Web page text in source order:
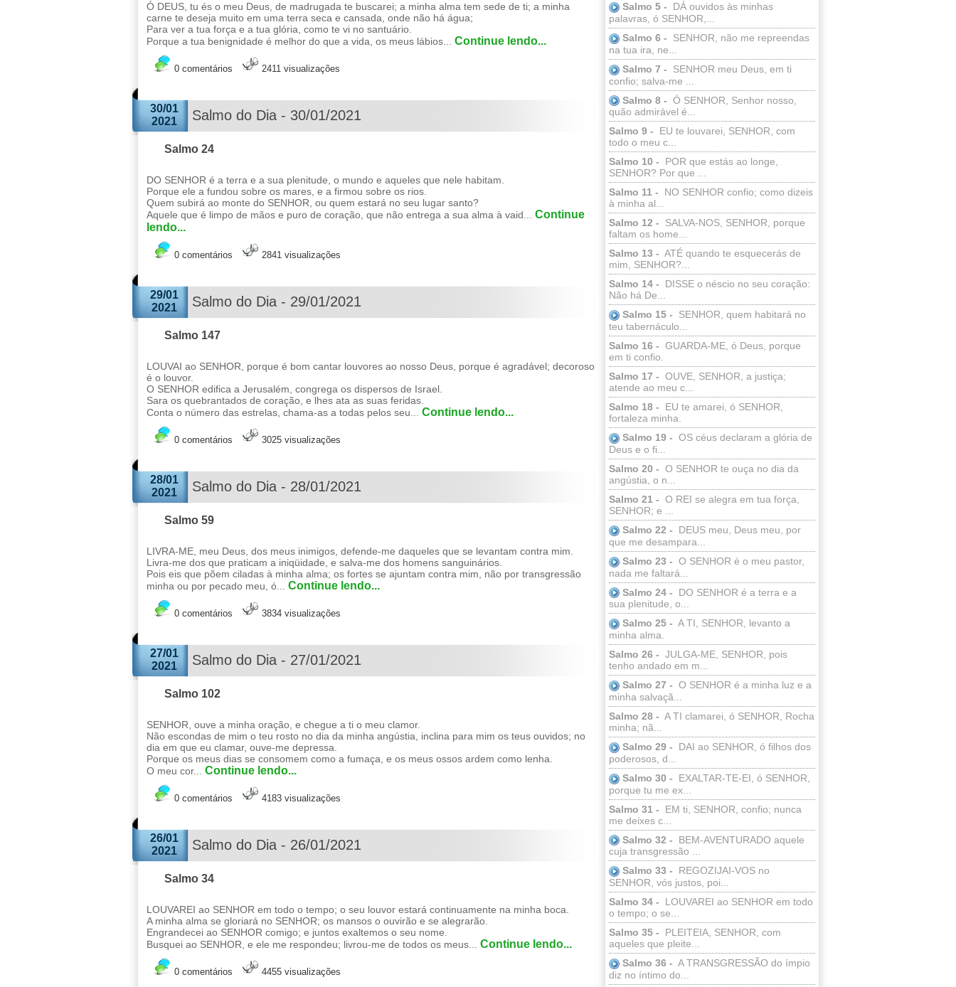
Salmo 5 -
DÁ ouvidos às minhas
palavras, ó SENHOR,...
Salmo 6 -
SENHOR, não me repreendas
na tua ira, ne...
Salmo 7 -
SENHOR meu Deus, em ti
confio; salva-me ...
Salmo 8 - Ó SENHOR, Senhor nosso,
quão admirável é...
Salmo 9 -
EU te louvarei, SENHOR, com
todo o meu c...
Salmo 10 -
POR que estás ao longe,
SENHOR? Por que ...
Salmo 11 -
NO SENHOR confio; como dizeis
à minha al...
Salmo 12 -
SALVA-NOS, SENHOR, porque
faltam os home...
Salmo 13 - ATÉ quando te esquecerás de
mim, SENHOR?...
Salmo 14 -
DISSE o néscio no seu coração:
Não há De...
Salmo 15 -
SENHOR, quem habitará no
teu tabernáculo...
Salmo 16 - GUARDA-ME, ó Deus, porque
em ti confio.
Salmo 17 - OUVE, SENHOR, a justiça;
atende ao meu c...
Salmo 18 -
EU te amarei, ó SENHOR,
fortaleza minha.
Salmo 19 - OS céus declaram a glória de
Deus e o fi...
Salmo 20 - O SENHOR te ouça no dia da
angústia, o n...
Salmo 21 - O REI se alegra em tua força,
SENHOR; e ...
Salmo 22 -
DEUS meu, Deus meu, por
que me desampara...
Salmo 23 - O SENHOR é o meu pastor,
nada me faltará...
Salmo 24 -
DO SENHOR é a terra e a
sua plenitude, o...
Salmo 25 - A TI, SENHOR, levanto a
minha alma.
Salmo 26 - JULGA-ME, SENHOR, pois
tenho andado em m...
Salmo 27 - O SENHOR é a minha luz e a
minha salvaçã...
Salmo 28 - A TI clamarei, ó SENHOR, Rocha
minha; nã...
Salmo 29 -
DAI ao SENHOR, ó filhos dos
poderosos, d...
Salmo 30 -
EXALTAR-TE-EI, ó SENHOR,
porque tu me ex...
Salmo 31 -
EM ti, SENHOR, confio; nunca
me deixes c...
Salmo 32 -
BEM-AVENTURADO aquele
cuja transgressão ...
Salmo 33 -
REGOZIJAI-VOS no
SENHOR, vós justos, poi...
Salmo 34 -
LOUVAREI ao SENHOR em todo
o tempo; o se...
Salmo 35 -
PLEITEIA, SENHOR, com
aqueles que pleite...
Salmo 36 - A TRANSGRESSÃO do ímpio
diz no íntimo do...
Ó DEUS, tu és o meu Deus, de madrugada te buscarei; a minha alma tem sede de ti; a minha
carne te deseja muito em uma terra seca e cansada, onde não há água;
Para ver a tua força e a tua glória, como te vi no santuário.
Porque a tua benignidade é melhor do que a vida, os meus lábios... Continue lendo...
0 comentários 2411 visualizações
30/01
2021
Salmo do Dia - 30/01/2021
Salmo 24
DO SENHOR é a terra e a sua plenitude, o mundo e aqueles que nele habitam.
Porque ele a fundou sobre os mares, e a firmou sobre os rios.
Quem subirá ao monte do SENHOR, ou quem estará no seu lugar santo?
Aquele que é limpo de mãos e puro de coração, que não entrega a sua alma à vaid... Continue
lendo...
0 comentários 2841 visualizações
29/01
2021
Salmo do Dia - 29/01/2021
Salmo 147
LOUVAI ao SENHOR, porque é bom cantar louvores ao nosso Deus, porque é agradável; decoroso
é o louvor.
O SENHOR edifica a Jerusalém, congrega os dispersos de Israel.
Sara os quebrantados de coração, e lhes ata as suas feridas.
Conta o número das estrelas, chama-as a todas pelos seu... Continue lendo...
0 comentários 3025 visualizações
28/01
2021
Salmo do Dia - 28/01/2021
Salmo 59
LIVRA-ME, meu Deus, dos meus inimigos, defende-me daqueles que se levantam contra mim.
Livra-me dos que praticam a iniqüidade, e salva-me dos homens sanguinários.
Pois eis que põem ciladas à minha alma; os fortes se ajuntam contra mim, não por transgressão
minha ou por pecado meu, ó... Continue lendo...
0 comentários 3834 visualizações
27/01
2021
Salmo do Dia - 27/01/2021
Salmo 102
SENHOR, ouve a minha oração, e chegue a ti o meu clamor.
Não escondas de mim o teu rosto no dia da minha angústia, inclina para mim os teus ouvidos; no
dia em que eu clamar, ouve-me depressa.
Porque os meus dias se consomem como a fumaça, e os meus ossos ardem como lenha.
O meu cor... Continue lendo...
0 comentários 4183 visualizações
26/01
2021
Salmo do Dia - 26/01/2021
Salmo 34
LOUVAREI ao SENHOR em todo o tempo; o seu louvor estará continuamente na minha boca.
A minha alma se gloriará no SENHOR; os mansos o ouvirão e se alegrarão.
Engrandecei ao SENHOR comigo; e juntos exaltemos o seu nome.
Busquei ao SENHOR, e ele me respondeu; livrou-me de todos os meus... Continue lendo...
0 comentários 4455 visualizações